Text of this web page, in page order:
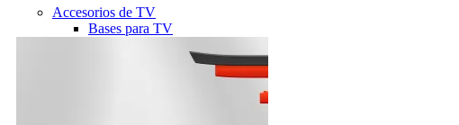
Accesorios de TV
Bases para TV